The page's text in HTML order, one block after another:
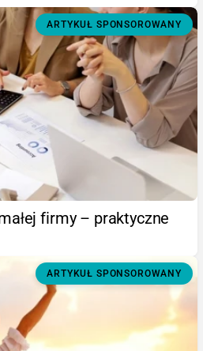
ARTYKUŁ SPONSOROWANY
firmy – praktyczne
ARTYKUŁ SPONSOROWANY